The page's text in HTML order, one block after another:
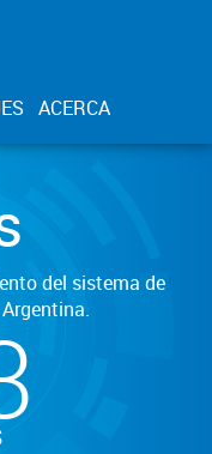
ACERCA
del sistema de